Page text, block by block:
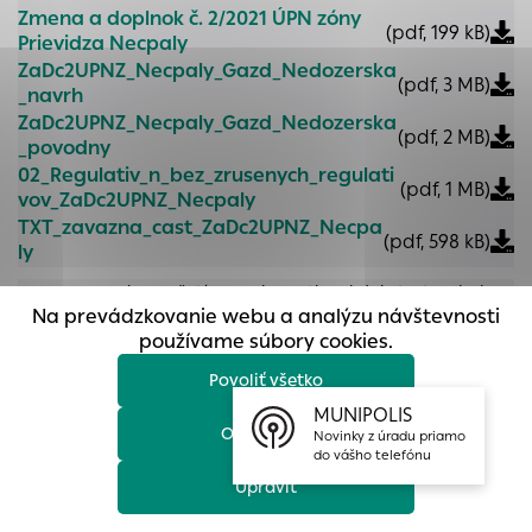
Zmena a doplnok č. 2/2021 ÚPN zóny
Prievidza Necpaly
(pdf, 199 kB)
ZaDc2UPNZ_Necpaly_Gazd_Nedozerska
_navrh
(pdf, 3 MB)
ZaDc2UPNZ_Necpaly_Gazd_Nedozerska
_povodny
(pdf, 2 MB)
02_Regulativ_n_bez_zrusenych_regulati
vov_ZaDc2UPNZ_Necpaly
(pdf, 1 MB)
TXT_zavazna_cast_ZaDc2UPNZ_Necpa
ly
(pdf, 598 kB)
Upovedomenie o začatí konania: Optimalizácia trate Prievidza
– Jelšovce
Dátum zverejnenia:14.04.2023
Dokument na stiahnutie:
VV Optimalizácia trate Prievidza
(pdf, 190 kB)
Oznámenie o strategickom dokumente
16 Územného plánu mesta Prievidza“
Na prevádzkovanie webu a analýzu návštevnosti
používame súbory cookies.
Povoliť všetko
Odmietnuť
Upraviť
prístup k zabezpečeným oblastiam webovej stránky. Bez
týchto súborov cookie nemôže web správne fungovať.
Analytické cookies
Analytické cookies pomáhajú prevádzkovateľovi stránok
pochopiť, ako návštevníci stránok stránku používajú, aby
mohol stránky optimalizovať a ponúknuť im lepšiu
skúsenosť. Všetky dáta sa zbierajú anonymne a nie je
možné ich spojiť s konkrétnou osobou.
Uložiť nastavenia
Viac informácií
MUNIPOLIS
Novinky z úradu priamo
do vášho telefónu